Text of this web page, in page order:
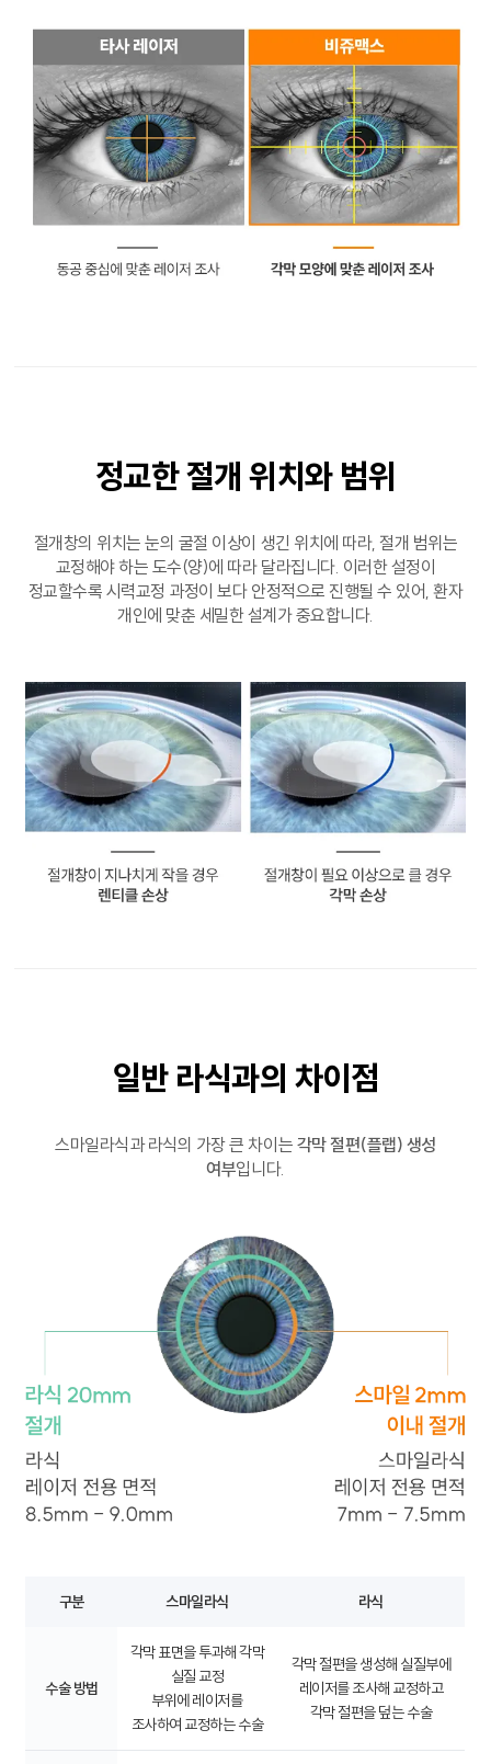
정교한 절개 위치와범위
절개창의 위치는 눈의 굴절 이상이 생긴 위치에 따라, 절개 범위는
교정해야 하는 도수(양)에 따라 달라집니다. 이러한 설정이
정교할수록 시력교정 과정이 보다 안정적으로 진행될 수 있어, 환자
개인에 맞춘 세밀한 설계가 중요합니다.
일반 라식과의 차이점
스마일라식과 라식의 가장 큰 차이는 각막 절편(플랩) 생성
여부입니다.
구분 스마일라식 라식
수술 방법
각막 표면을 투과해 각막
실질 교정
부위에 레이저를
조사하여 교정하는 수술
각막 절편을 생성해 실질부에
레이저를 조사해 교정하고
각막 절편을 덮는 수술